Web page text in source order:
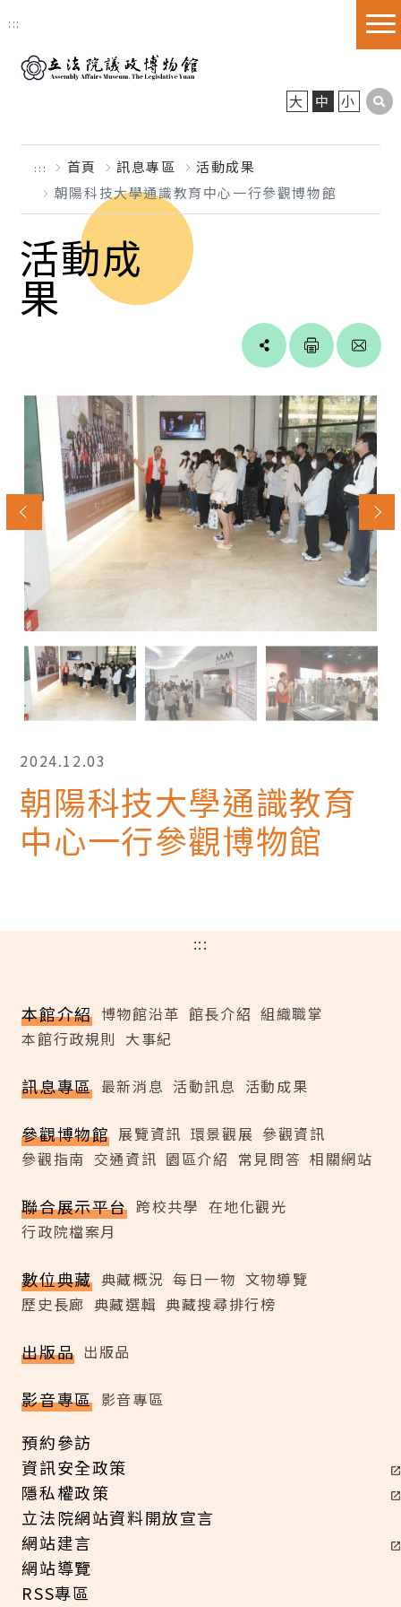
跳到主要內容區塊
:::
大 中 小
::: 首頁 訊息專區
活動成果
朝陽科技大學通識教育中心一行參觀博物館
活動成
果
Line
2024.12.03
朝陽科技大學通識教育
中心一行參觀博物館
:::
本館介紹 博物館沿革 館長介紹 組織職掌
本館行政規則 大事紀
訊息專區 最新消息 活動訊息 活動成果
參觀博物館 展覽資訊 環景觀展 參觀資訊
參觀指南 交通資訊 園區介紹 常見問答 相關網站
聯合展示平台 跨校共學 在地化觀光
行政院檔案月
數位典藏 典藏概況 每日一物 文物導覽
歷史長廊 典藏選輯 典藏搜尋排行榜
出版品 出版品
影音專區 影音專區
預約參訪
資訊安全政策
隱私權政策
立法院網站資料開放宣言
網站建言
網站導覽
RSS專區